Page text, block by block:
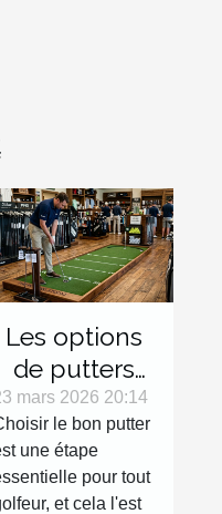
Les options
de putters
pour
gauchers :
et
sélection
mars 2026 20:14
le bon putter
une étape
pour tout
et cela l'est